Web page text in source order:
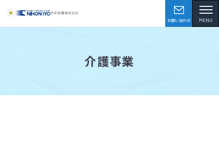
お問い合わせ MENU
介護事業